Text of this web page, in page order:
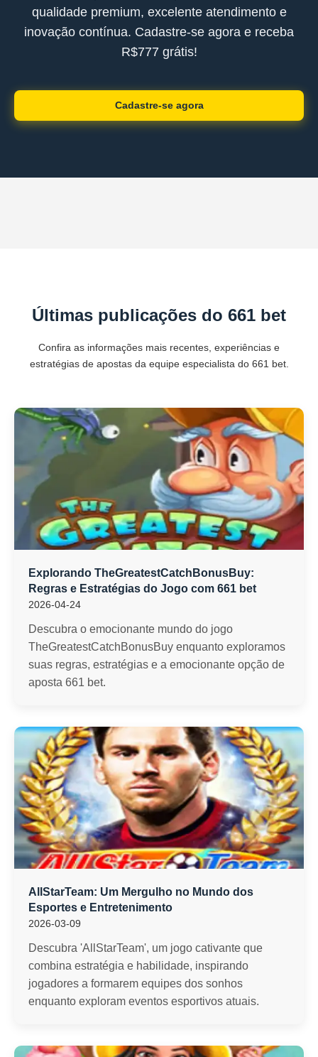
qualidade premium, excelente atendimento e
inovação contínua. Cadastre-se agora e receba
R$777 grátis!
Cadastre-se agora
Últimas publicações do 661 bet
Confira as informações mais recentes, experiências e
estratégias de apostas da equipe especialista do 661 bet.
Explorando TheGreatestCatchBonusBuy:
Regras e Estratégias do Jogo com 661 bet
2026-04-24
Descubra o emocionante mundo do jogo
TheGreatestCatchBonusBuy enquanto exploramos
suas regras, estratégias e a emocionante opção de
aposta 661 bet.
AllStarTeam: Um Mergulho no Mundo dos
Esportes e Entretenimento
2026-03-09
Descubra 'AllStarTeam', um jogo cativante que
combina estratégia e habilidade, inspirando
jogadores a formarem equipes dos sonhos
enquanto exploram eventos esportivos atuais.